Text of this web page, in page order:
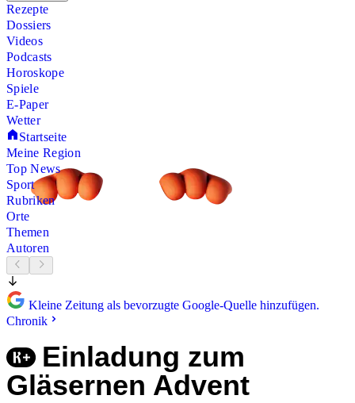
Rezepte
Dossiers
Videos
Podcasts
Horoskope
Spiele
E-Paper
Wetter
Startseite
Meine Region
Top News
Sport
Rubriken
Orte
Themen
Autoren
Kleine Zeitung als bevorzugte Google-Quelle hinzufügen.
Chronik
Einladung zum
Gläsernen Advent